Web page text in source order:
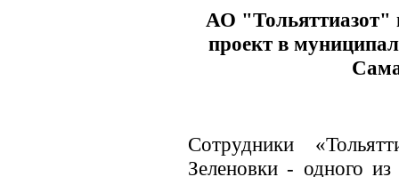
АО "Тольяттиазот"
проект в
Сотрудники
Зеленовки - одного